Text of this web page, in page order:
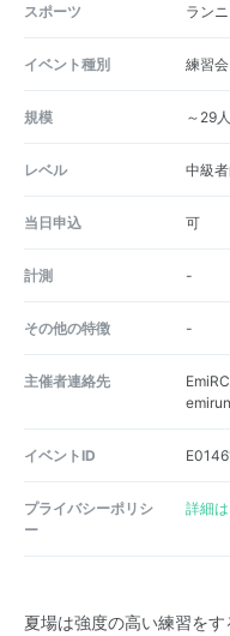
スポーツ ラン
イベント種別 練習会
規模 ～29人
レベル 中級
当日申込 可
計測 -
その他の特徴 -
主催者連絡先
EmiRC
イベントID
プライバシーポリシ
ー
詳細
夏場は強度の高い練習を